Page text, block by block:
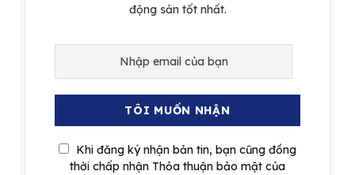
động sản tốt nhất.
Khi đăng ký nhận bản tin, bạn cũng đồng
thời chấp nhận Thỏa thuận bảo mật của